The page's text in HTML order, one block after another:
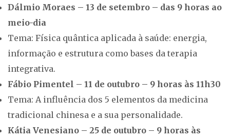
Dálmio Moraes – 13 de setembro – das 9 horas ao
meio-dia
Tema: Física quântica aplicada à saúde: energia,
informação e estrutura como bases da terapia
integrativa.
Fábio Pimentel – 11 de outubro – 9 horas às 11h30
Tema: A influência dos 5 elementos da medicina
tradicional chinesa e a sua personalidade.
Kátia Venesiano – 25 de outubro – 9 horas às